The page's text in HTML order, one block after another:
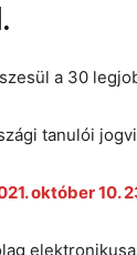
a 30
tanulói
október 10.